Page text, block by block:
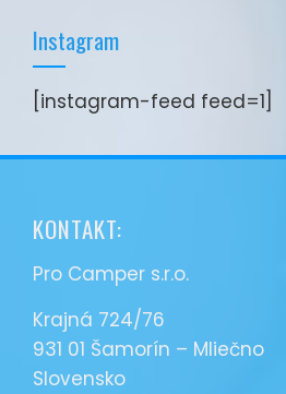
Instagram
[instagram-feed feed=1]
KONTAKT:
Pro Camper s.r.o.
Krajná 724/76
931 01 Šamorín – Mliečno
Slovensko